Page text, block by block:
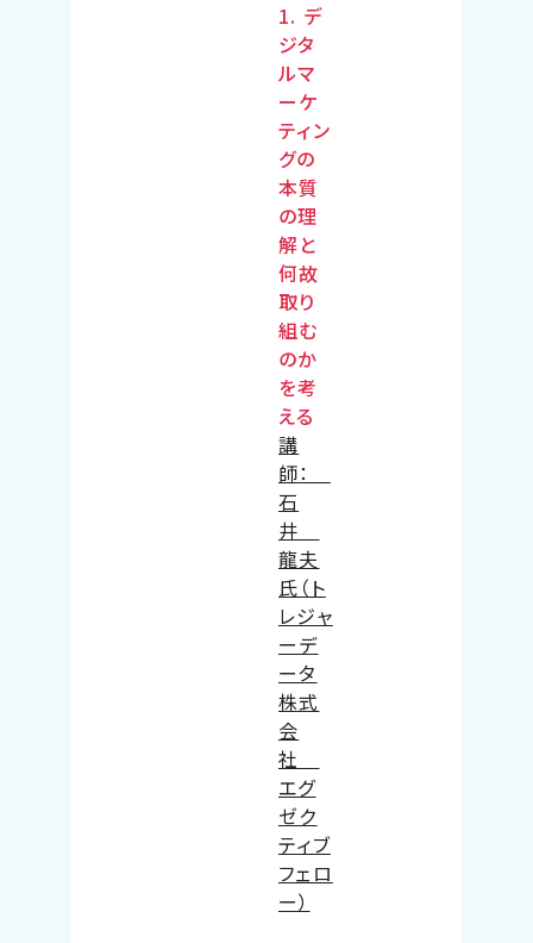
1. デ
ジタ
ルマ
ーケ
ティン
グの
本質
の理
解と
何故
取り
組む
のか
を考
える
講
師：
石
井
龍夫
氏（ト
レジャ
ーデ
ータ
株式
会
社
エグ
ゼク
ティブ
フェロ
ー）